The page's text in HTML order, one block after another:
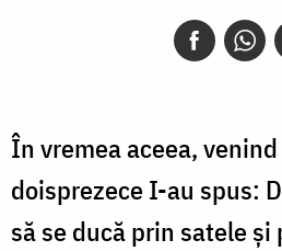
În vremea aceea,
doisprezece I-au spus:
să se ducă prin satele și